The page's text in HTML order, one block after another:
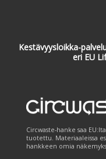
Kestävyysloikka-
eri EU
Circwaste-hanke saa
tuotettu. Materiaaleissa
hankkeen omia